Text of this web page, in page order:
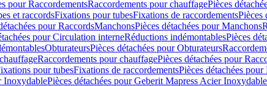
pour RaccordementsRaccordements pour chauffagePièces
et raccordsFixations pour tubesFixations de raccordementsPièces
pour RaccordsManchonsPièces détachées pour Manchons
pour Circulation interneRéductions indémontablesPièces
ObturateursPièces détachées pour Obturateurs
Raccordements pour chauffagePièces détachées pour
pour tubesFixations de raccordementsPièces détachées
InoxydablePièces détachées pour Geberit Mapress Acier Inoxydable